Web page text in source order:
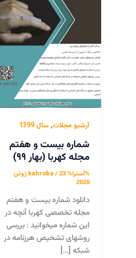
آرشیو مجلات, سال 1399
شماره بیست و هفتم
مجله کهربا (بهار ۹۹)
%آسترا% kahroba /
23 ژوئن
2020
دانلود شماره بیست و هفتم
مجله تخصصی کهربا آنچه در
این شماره میخوانید : بررسی
روشهای تشخیص هرزنامه در
شبکه […]